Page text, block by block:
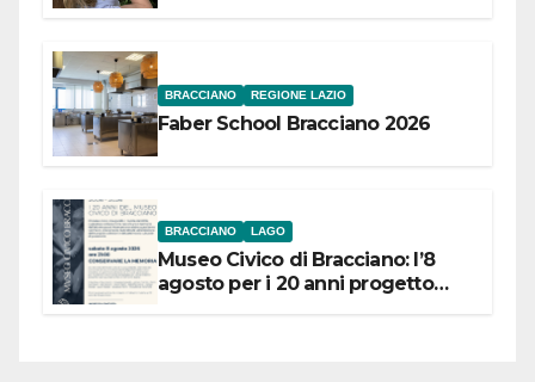
BRACCIANO REGIONE LAZIO
Faber School Bracciano 2026
BRACCIANO LAGO
Museo Civico di Bracciano: l’8
agosto per i 20 anni progetto